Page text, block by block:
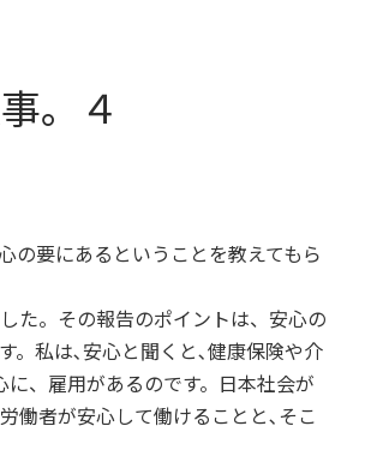
。４
の要にあるということを教えてもら
た。その報告のポイントは、安心の
。私は､安心と聞くと､健康保険や介
、雇用があるのです。日本社会が
働者が安心して働けることと､そこ